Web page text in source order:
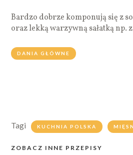
Bardzo dobrze komponują się z
oraz lekką warzywną sałatką np.
DANIA GŁÓWNE
Tagi KUCHNIA POLSKA
ZOBACZ INNE PRZEPISY